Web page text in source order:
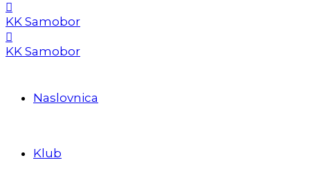
KK Samobor
KK Samobor
Naslovnica
Klub